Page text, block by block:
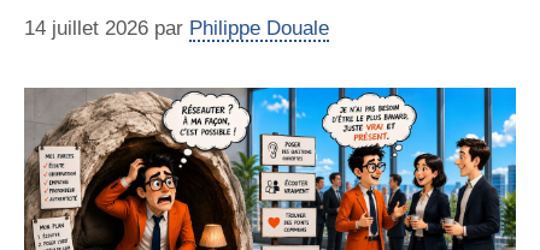
14 juillet 2026 par Philippe Douale